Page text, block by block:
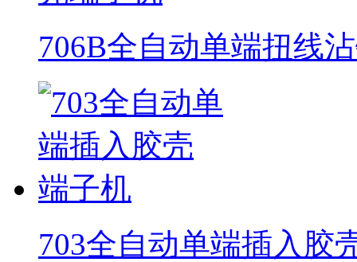
706B全自动单端扭线
703全自动单端插入胶